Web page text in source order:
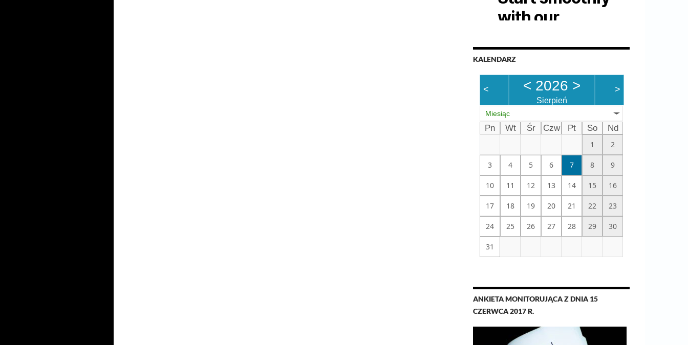
KALENDARZ
< < 2026 >
Sierpień
>
Miesiąc
Pn Wt Śr Czw Pt So
Nd
1
2
3 4 5 6 7 8 9
10 11 12 13 14 15 16
17 18 19 20 21 22 23
24 25 26 27 28 29 30
31
ANKIETA MONITORUJĄCA Z DNIA 15
CZERWCA 2017 R.